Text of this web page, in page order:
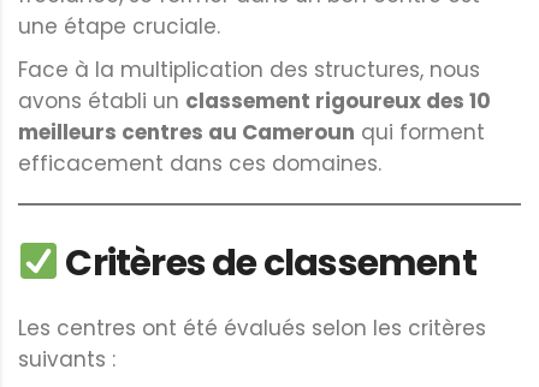
une étape cruciale.
Face à la multiplication des structures, nous
avons établi un classement rigoureux des 10
meilleurs centres au Cameroun qui forment
efficacement dans ces domaines.
Critères de classement
Les centres ont été évalués selon les critères
suivants :